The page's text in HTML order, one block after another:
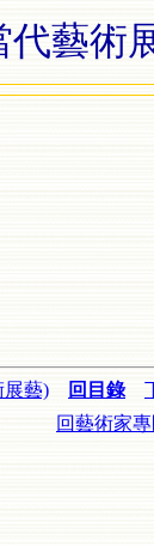
代藝術
展藝) 回目錄
回藝術家